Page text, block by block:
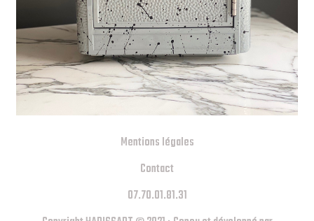
07.70.01.81.31
Contact
Mentions légales